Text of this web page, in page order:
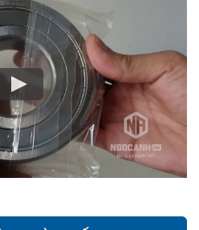
phớt chắn mỡ, thích hợp trong môi
cho máy có vòng tua cao, làm
độ cao >100 độ C...
đây)
nắp chắn mỡ bằng thép)